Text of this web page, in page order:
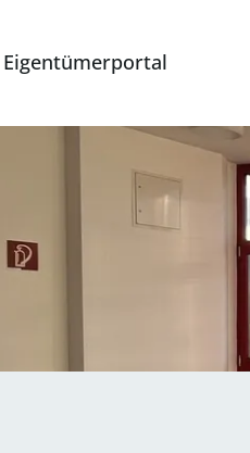
Eigentümerportal